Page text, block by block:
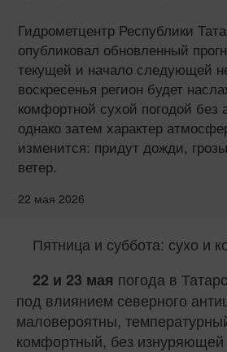
Гидрометцентр Республики
опубликовал обновленный
текущей и начало следующей
воскресенья регион будет
комфортной сухой погодой без
однако затем характер
изменится: придут дожди,
ветер.
22 мая 2026
Пятница и суббота: сухо и
22 и 23 мая погода в
под влиянием северного
маловероятны,
комфортный, без